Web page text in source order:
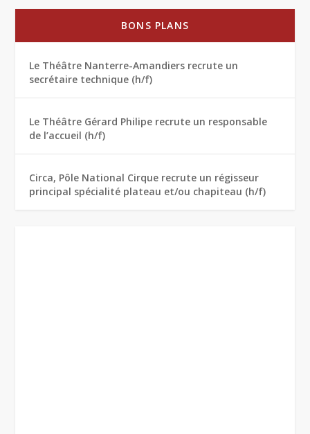
BONS PLANS
Le Théâtre Nanterre-Amandiers recrute un
secrétaire technique (h/f)
Le Théâtre Gérard Philipe recrute un responsable
de l’accueil (h/f)
Circa, Pôle National Cirque recrute un régisseur
principal spécialité plateau et/ou chapiteau (h/f)